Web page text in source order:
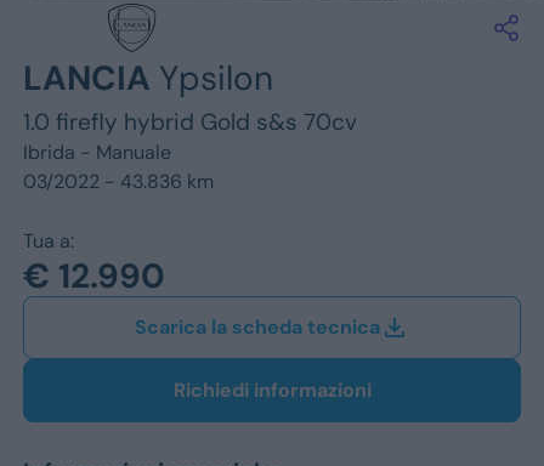
Vedi tutti i marchi
LANCIA Ypsilon
1.0 firefly hybrid Gold s&s 70cv
Ibrida - Manuale
03/2022 - 43.836 km
Tua a:
€ 12.990
Scarica la scheda tecnica
Richiedi informazioni